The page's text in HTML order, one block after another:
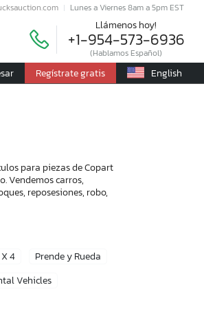
Lunes a Viernes 8am a 5pm EST
Llámenos hoy!
+1-954-573-6936
(Hablamos Español)
Regístrate gratis English
para piezas de Copart
Vendemos carros,
reposesiones, robo,
4
Prende y Rueda
Vehicles